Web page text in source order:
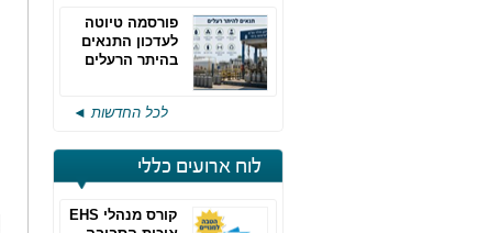
פורסמה טיוטה
לעדכון התנאים
בהיתר הרעלים
לכל החדשות ◄
לוח ארועים כללי
קורס מנהלי EHS